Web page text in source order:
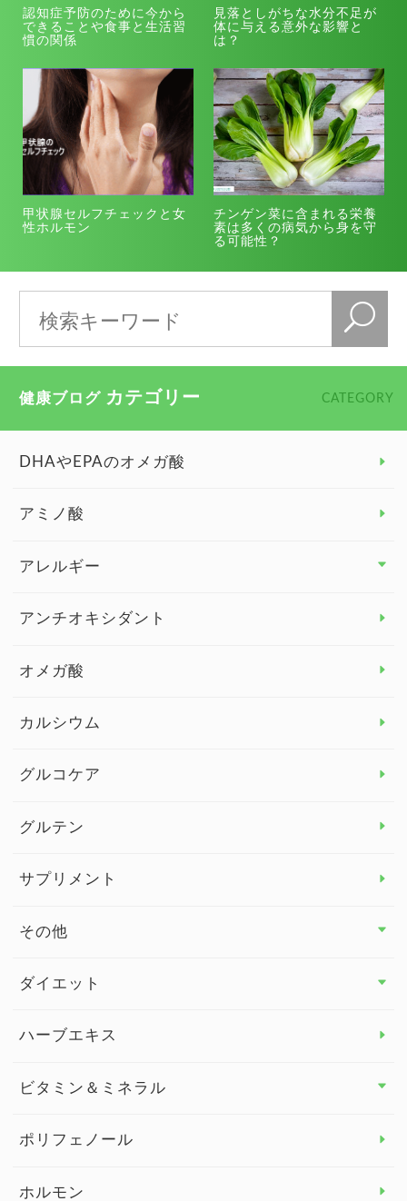
認知症予防のために今から
できることや食事と生活習
慣の関係
見落としがちな水分不足が
体に与える意外な影響と
は？
甲状腺セルフチェックと女
性ホルモン
チンゲン菜に含まれる栄養
素は多くの病気から身を守
る可能性？
健康ブログ カテゴリー CATEGORY
DHAやEPAのオメガ酸
アミノ酸
アレルギー
アレルギー トップ
アンチオキシダント
オメガ酸
カルシウム
グルコケア
グルテン
サプリメント
その他
その他 トップ
健康セミナー
ダイエット
ダイエット トップ
ハーブエキス
ビタミン＆ミネラル
ビタミン＆ミネラル トップ
ポリフェノール
ホルモン